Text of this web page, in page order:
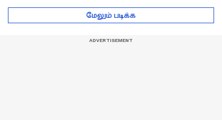
...மேடையில்
கலகலப்பாக
இயக்குனர் மாரி
செல்வராஜ் பேச்சு
மேலும் படிக்க